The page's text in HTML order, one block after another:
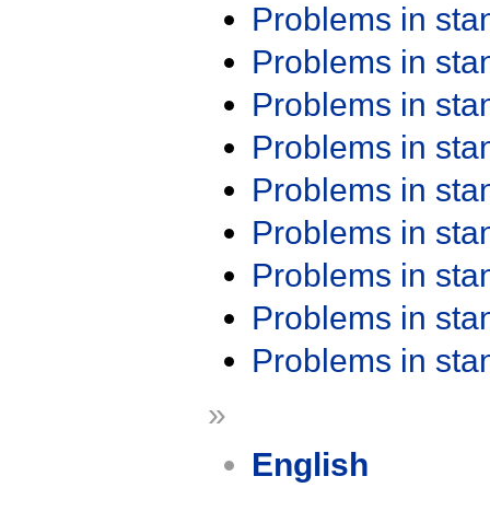
Problems in
Problems in
Problems in
Problems in
Problems in
Problems in
Problems in
Problems in
Problems in
»
English